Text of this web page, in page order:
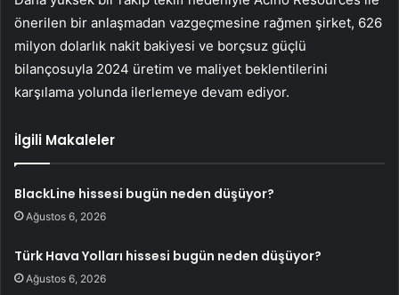
önerilen bir anlaşmadan vazgeçmesine rağmen şirket, 626
milyon dolarlık nakit bakiyesi ve borçsuz güçlü
bilançosuyla 2024 üretim ve maliyet beklentilerini
karşılama yolunda ilerlemeye devam ediyor.
İlgili Makaleler
BlackLine hissesi bugün neden düşüyor?
Ağustos 6, 2026
Türk Hava Yolları hissesi bugün neden düşüyor?
Ağustos 6, 2026